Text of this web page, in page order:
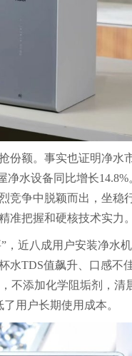
份额。事实也证明净水
水设备同比增长14.8%
竞争中脱颖而出，坐稳
准把握和硬核技术实力。
，近八成用户安装净水
水TDS值飙升、口感不
不添加化学阻垢剂，清
用户长期使用成本。